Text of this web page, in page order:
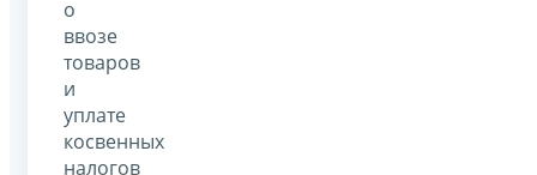
о
ввозе
товаров
и
уплате
косвенных
налогов